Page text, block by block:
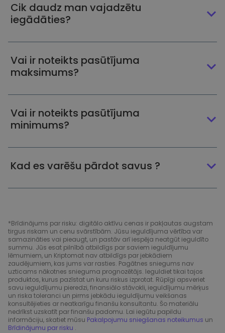
Cik daudz man vajadzētu
iegādāties?
Vai ir noteikts pasūtījuma
maksimums?
Vai ir noteikts pasūtījuma
minimums?
Kad es varēšu pārdot savus ?
*Brīdinājums par risku: digitālo aktīvu cenas ir pakļautas augstam
tirgus riskam un cenu svārstībām. Jūsu ieguldījuma vērtība var
samazināties vai pieaugt, un pastāv arī iespēja neatgūt ieguldīto
summu. Jūs esat pilnībā atbildīgs par saviem ieguldījumu
lēmumiem, un Kriptomat nav atbildīgs par jebkādiem
zaudējumiem, kas jums var rasties. Pagātnes sniegums nav
uzticams nākotnes snieguma prognozētājs. Ieguldiet tikai tajos
produktos, kurus pazīstat un kuru riskus izprotat. Rūpīgi apsveriet
savu ieguldījumu pieredzi, finansiālo stāvokli, ieguldījumu mērķus
un riska toleranci un pirms jebkādu ieguldījumu veikšanas
konsultējieties ar neatkarīgu finanšu konsultantu. Šo materiālu
nedrīkst uzskatīt par finanšu padomu. Lai iegūtu papildu
informāciju, skatiet mūsu Pakalpojumu sniegšanas noteikumus un
Brīdinājumu par risku .